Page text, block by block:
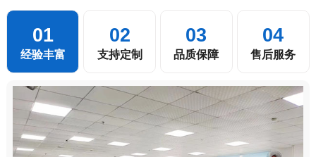
01
经验丰富
02
支持定制
03
品质保障
04
售后服务